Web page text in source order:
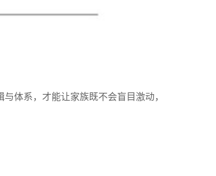
体系，才能让家族既不会盲目激动，